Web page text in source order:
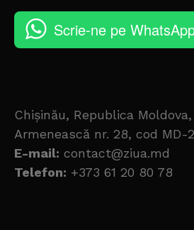
Scrie-ne pe
Chișinău, Republica
Armenească nr. 28, cod MD-
E-mail: contact@ziua.md
Telefon: +373 61 20 80 78